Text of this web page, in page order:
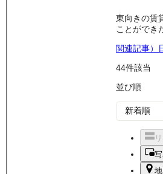
東向きの賃
ことができ
関連記事）
44件該当
並び順